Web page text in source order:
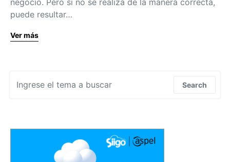
puede resultar…
Ver más
Search